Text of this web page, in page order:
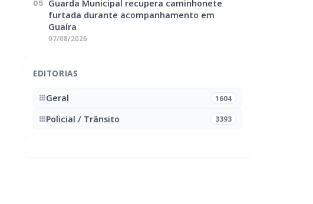
05
Guarda Municipal recupera caminhonete
furtada durante acompanhamento em
Guaíra
07/08/2026
EDITORIAS
Geral 1604
Policial / Trânsito 3393